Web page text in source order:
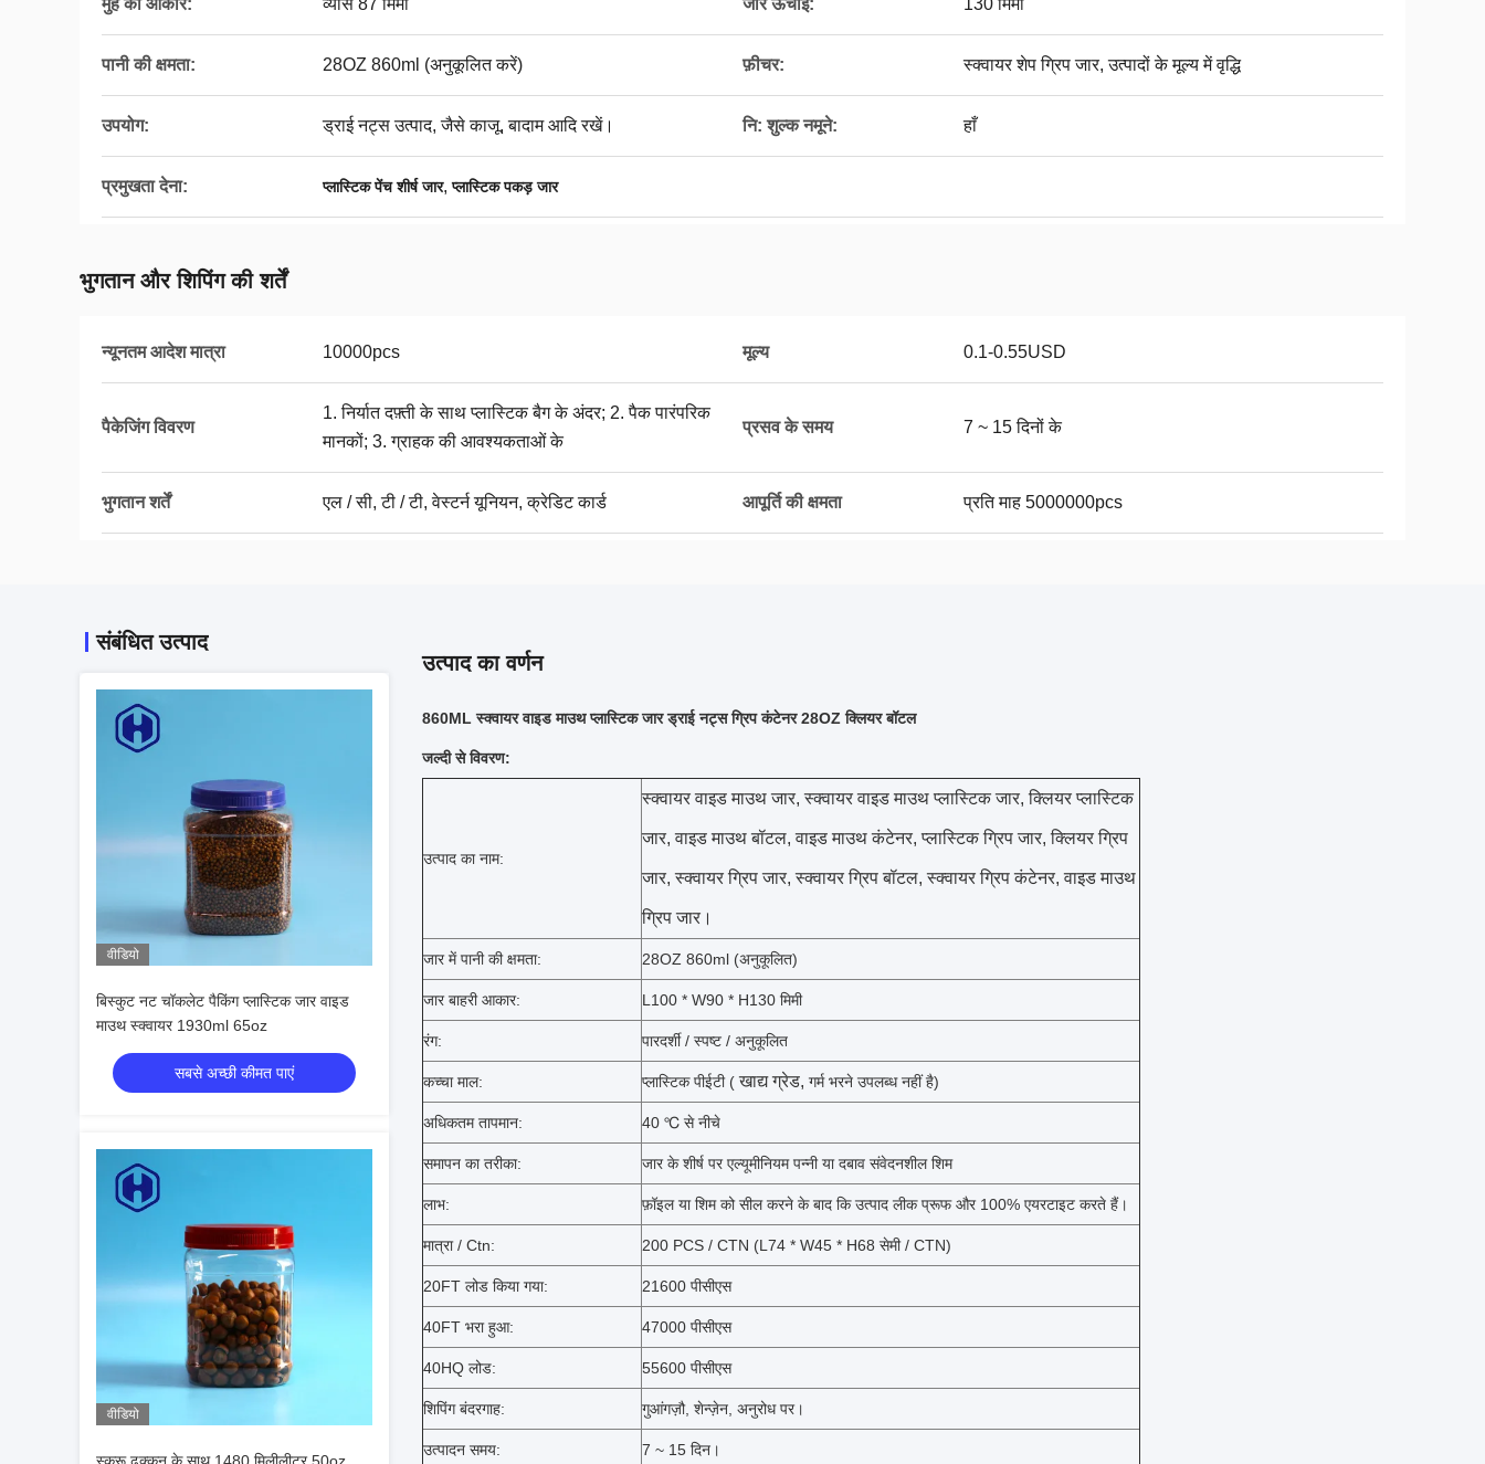
मुंह का आकार: व्यास 87 मिमी जार ऊँचाई: 130 मिमी
पानी की क्षमता: 28OZ 860ml (अनुकूलित करें) फ़ीचर: स्क्वायर शेप ग्रिप जार, उत्पादों के मूल्य में वृद्धि
उपयोग: ड्राई नट्स उत्पाद, जैसे काजू, बादाम आदि रखें। नि: शुल्क नमूने: हाँ
प्रमुखता देना: प्लास्टिक पेंच शीर्ष जार,प्लास्टिक पकड़ जार
भुगतान और शिपिंग की शर्तें
न्यूनतम आदेश मात्रा 10000pcs मूल्य 0.1-0.55USD
पैकेजिंग विवरण
1. निर्यात दफ़्ती के साथ प्लास्टिक बैग के अंदर; 2. पैक पारंपरिक
मानकों; 3. ग्राहक की आवश्यकताओं के
प्रसव के समय 7 ~ 15 दिनों के
भुगतान शर्तें एल / सी, टी / टी, वेस्टर्न यूनियन, क्रेडिट कार्ड आपूर्ति की क्षमता प्रति माह 5000000pcs
संबंधित उत्पाद
वीडियो
बिस्कुट नट चॉकलेट पैकिंग प्लास्टिक जार वाइड
माउथ स्क्वायर 1930ml 65oz
सबसे अच्छी कीमत पाएं
वीडियो
उत्पाद का वर्णन
860ML स्क्वायर वाइड माउथ प्लास्टिक जार ड्राई नट्स ग्रिप कंटेनर 28OZ क्लियर बॉटल
जल्दी से विवरण:
उत्पाद का नाम:
स्क्वायर वाइड माउथ जार, स्क्वायर वाइड माउथ प्लास्टिक जार, क्लियर प्लास्टिक
जार, वाइड माउथ बॉटल, वाइड माउथ कंटेनर, प्लास्टिक ग्रिप जार, क्लियर ग्रिप
जार, स्क्वायर ग्रिप जार, स्क्वायर ग्रिप बॉटल, स्क्वायर ग्रिप कंटेनर, वाइड माउथ
ग्रिप जार।
जार में पानी की क्षमता: 28OZ 860ml (अनुकूलित)
जार बाहरी आकार: L100 * W90 * H130 मिमी
रंग: पारदर्शी / स्पष्ट / अनुकूलित
कच्चा माल: प्लास्टिक पीईटी ( खाद्य ग्रेड, गर्म भरने उपलब्ध नहीं है)
अधिकतम तापमान: 40 ℃ से नीचे
समापन का तरीका: जार के शीर्ष पर एल्यूमीनियम पन्नी या दबाव संवेदनशील शिम
लाभ: फ़ॉइल या शिम को सील करने के बाद कि उत्पाद लीक प्रूफ और 100% एयरटाइट करते हैं।
मात्रा / Ctn: 200 PCS / CTN (L74 * W45 * H68 सेमी / CTN)
20FT लोड किया गया: 21600 पीसीएस
40FT भरा हुआ: 47000 पीसीएस
40HQ लोड: 55600 पीसीएस
शिपिंग बंदरगाह: गुआंगज़ौ, शेन्ज़ेन, अनुरोध पर।
उत्पादन समय: 7 ~ 15 दिन।